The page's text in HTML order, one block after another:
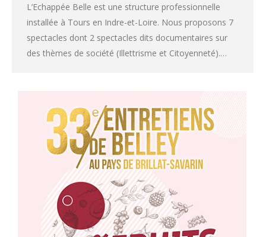
L’Echappée Belle est une structure professionnelle
installée à Tours en Indre-et-Loire. Nous proposons 7
spectacles dont 2 spectacles dits documentaires sur
des thèmes de société (Illettrisme et Citoyenneté).…